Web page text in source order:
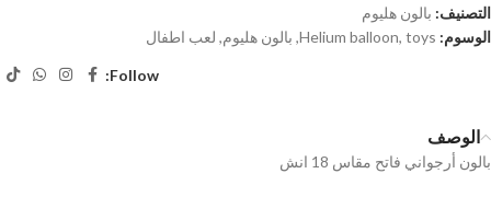
التصنيف: بالون هليوم
الوسوم:
Helium balloon, toys
, بالون هليوم, لعب اطفال
Follow:
الوصف
بالون أرجواني فاتح مقاس 18 انش